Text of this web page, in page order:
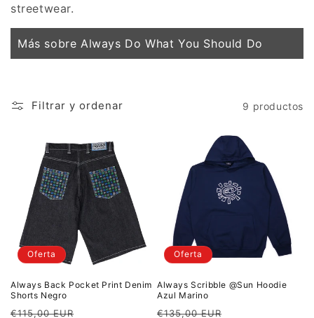
streetwear.
Más sobre Always Do What You Should Do
Filtrar y ordenar 9 productos
Oferta
Always Back Pocket Print Denim
Shorts Negro
Precio habitual
€115,00 EUR
Precio de oferta
Oferta
Always Scribble @Sun Hoodie
Azul Marino
Precio habitual
€135,00 EUR